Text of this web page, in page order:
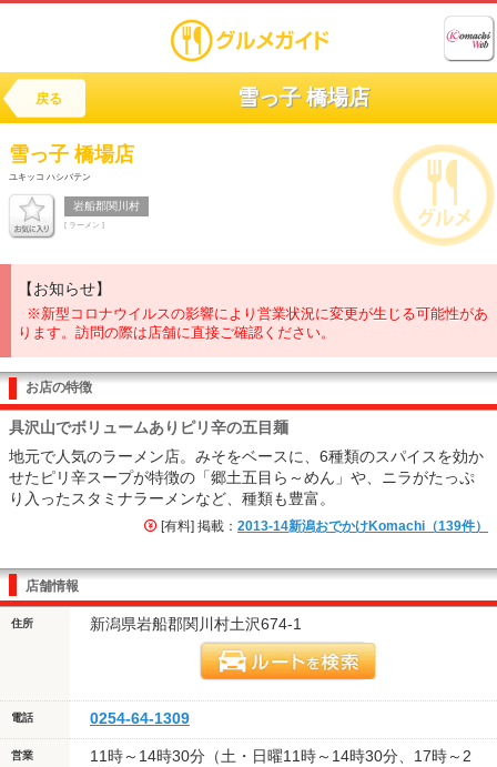
戻る 雪っ子 橋場店
雪っ子 橋場店
ユキッコ ハシバテン
岩船郡関川村
[ ラーメン ]
【お知らせ】
※新型コロナウイルスの影響により営業状況に変更が生じる可能性があ
ります。訪問の際は店舗に直接ご確認ください。
お店の特徴
具沢山でボリュームありピリ辛の五目麺
地元で人気のラーメン店。みそをベースに、6種類のスパイスを効か
せたピリ辛スープが特徴の「郷土五目ら～めん」や、ニラがたっぷ
り入ったスタミナラーメンなど、種類も豊富。
[有料] 掲載： 2013-14新潟おでかけKomachi（139件）
店舗情報
住所 新潟県岩船郡関川村土沢674-1
電話 0254-64-1309
営業
11時～14時30分（土・日曜11時～14時30分、17時～2